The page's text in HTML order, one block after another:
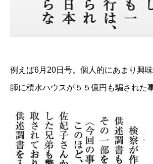
例えば6月20日号。個人的にあまり興
師に積水ハウスが５５億円も騙された